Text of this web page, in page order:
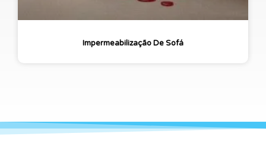
Impermeabilização De Sofá